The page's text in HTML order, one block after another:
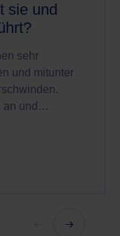
sie und
sehr
und mitunter
an und…